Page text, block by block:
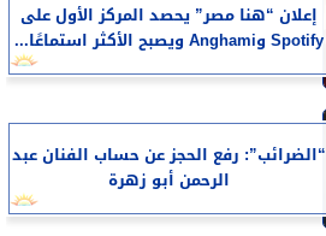
إعلان “هنا مصر” يحصد المركز الأول على
Spotify وAnghami ويصبح الأكثر استماعًا...
“الضرائب”: رفع الحجز عن حساب الفنان عبد
الرحمن أبو زهرة